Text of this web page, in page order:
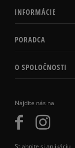
Nájdite nás na
Stiahnite si aplikáciu
INFORMÁCIE
PORADCA
O SPOLOČNOSTI